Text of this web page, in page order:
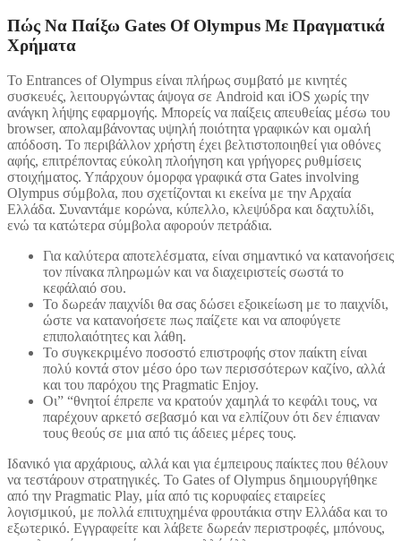
Πώς Να Παίξω Gates Of Olympus Με Πραγματικά
Χρήματα
Το Entrances of Olympus είναι πλήρως συμβατό με κινητές
συσκευές, λειτουργώντας άψογα σε Android και iOS χωρίς την
ανάγκη λήψης εφαρμογής. Μπορείς να παίξεις απευθείας μέσω του
browser, απολαμβάνοντας υψηλή ποιότητα γραφικών και ομαλή
απόδοση. Το περιβάλλον χρήστη έχει βελτιστοποιηθεί για οθόνες
αφής, επιτρέποντας εύκολη πλοήγηση και γρήγορες ρυθμίσεις
στοιχήματος. Υπάρχουν όμορφα γραφικά στα Gates involving
Olympus σύμβολα, που σχετίζονται κι εκείνα με την Αρχαία
Ελλάδα. Συναντάμε κορώνα, κύπελλο, κλεψύδρα και δαχτυλίδι,
ενώ τα κατώτερα σύμβολα αφορούν πετράδια.
Για καλύτερα αποτελέσματα, είναι σημαντικό να κατανοήσεις
τον πίνακα πληρωμών και να διαχειριστείς σωστά το
κεφάλαιό σου.
Το δωρεάν παιχνίδι θα σας δώσει εξοικείωση με το παιχνίδι,
ώστε να κατανοήσετε πως παίζετε και να αποφύγετε
επιπολαιότητες και λάθη.
Το συγκεκριμένο ποσοστό επιστροφής στον παίκτη είναι
πολύ κοντά στον μέσο όρο των περισσότερων καζίνο, αλλά
και του παρόχου της Pragmatic Enjoy.
Οι” “θνητοί έπρεπε να κρατούν χαμηλά το κεφάλι τους, να
παρέχουν αρκετό σεβασμό και να ελπίζουν ότι δεν έπιαναν
τους θεούς σε μια από τις άδειες μέρες τους.
Ιδανικό για αρχάριους, αλλά και για έμπειρους παίκτες που θέλουν
να τεστάρουν στρατηγικές. Το Gates of Olympus δημιουργήθηκε
από την Pragmatic Play, μία από τις κορυφαίες εταιρείες
λογισμικού, με πολλά επιτυχημένα φρουτάκια στην Ελλάδα και το
εξωτερικό. Εγγραφείτε και λάβετε δωρεάν περιστροφές, μπόνους,